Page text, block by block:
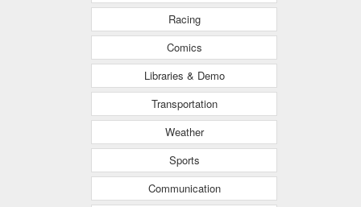
Racing
Comics
Libraries & Demo
Transportation
Weather
Sports
Communication